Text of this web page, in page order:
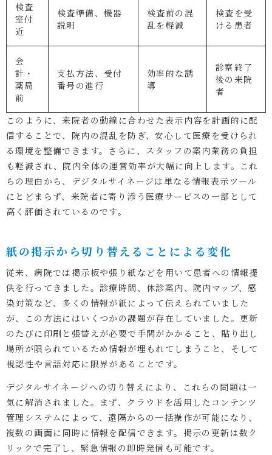
検査
室付
近
検査準備、機器
説明
検査前の混
乱を軽減
検査を受
ける患者
会
計・
薬局
前
支払方法、受付
番号の進行
効率的な誘
導
診察終了
後の来院
者
このように、来院者の動線に合わせた表示内容を計画的に配
信することで、院内の混乱を防ぎ、安心して医療を受けられ
る環境を整備できます。さらに、スタッフの案内業務の負担
も軽減され、院内全体の運営効率が大幅に向上します。これ
らの理由から、デジタルサイネージは単なる情報表示ツール
にとどまらず、来院者に寄り添う医療サービスの一部として
高く評価されているのです。
紙の掲示から切り替えることによる変化
従来、病院では掲示板や張り紙などを用いて患者への情報提
供を行ってきました。診療時間、休診案内、院内マップ、感
染対策など、多くの情報が紙によって伝えられていました
が、この方法にはいくつかの課題が存在していました。更新
のたびに印刷と張替えが必要で手間がかかること、貼り出し
場所が限られているため情報が埋もれてしまうこと、そして
視認性や言語対応に限界があることです。
デジタルサイネージへの切り替えにより、これらの問題は一
気に解消されました。まず、クラウドを活用したコンテンツ
管理システムによって、遠隔からの一括操作が可能になり、
複数の画面に同時に情報を配信できます。掲示の更新は数ク
リックで完了し、緊急情報の即時発信も可能です。